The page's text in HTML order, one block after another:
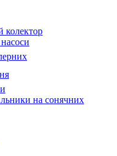
колектор
насоси
на сонячних